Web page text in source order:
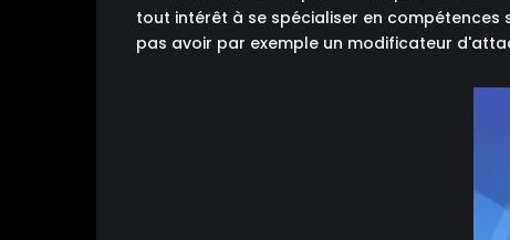
tout intérêt à se spécialiser en
pas avoir par exemple un modificateur